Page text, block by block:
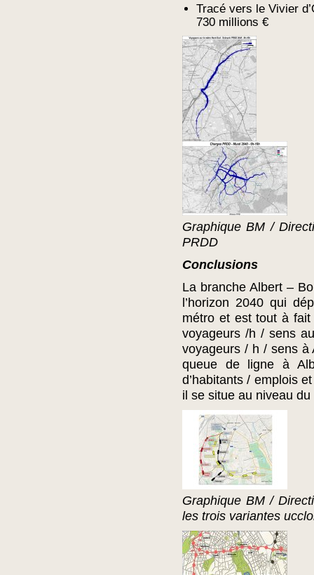
Tracé vers le Vivier
730 millions €
Graphique BM /
PRDD
Conclusions
La branche Albert –
l’horizon 2040 qui
métro et est tout à
voyageurs /h / sens
voyageurs / h / sens à
queue de ligne à
d’habitants / emplois
il se situe au niveau
Graphique BM /
les trois variantes